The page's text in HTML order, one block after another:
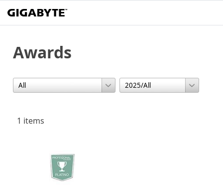
Awards
1 items